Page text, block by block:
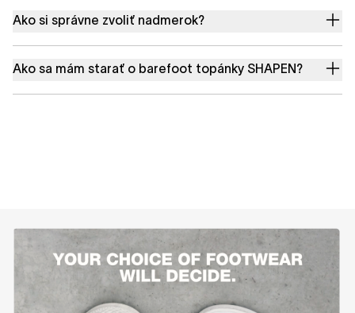
Ako si správne zvoliť nadmerok?
Ako sa mám starať o barefoot topánky SHAPEN?